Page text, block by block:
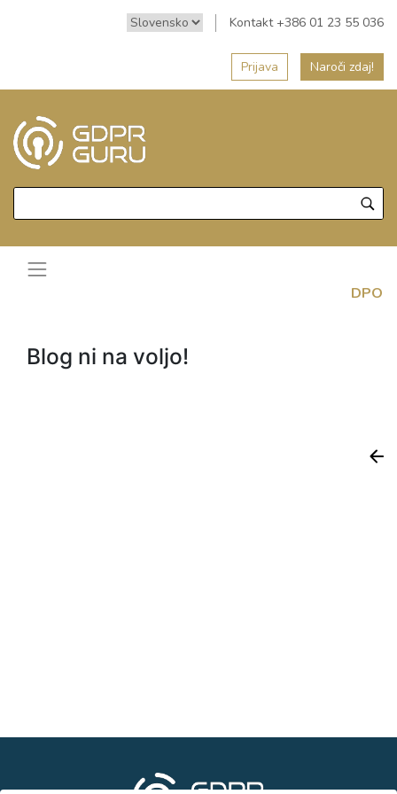
Kontakt +386 01 23 55 036
Prijava Naroči zdaj!
DPO
Blog ni na voljo!